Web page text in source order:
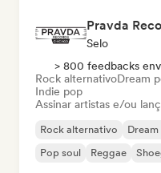
Pravda
Selo
> 800 feedbacks
Rock alternativoDream
Indie pop
Assinar artistas e/ou
Rock alternativo
Pop soul
Reggae